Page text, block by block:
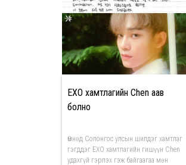
EXO хамтлагийн Chen аав
болно
Өмнөд Солонгос улсын шилдэг хамтлаг
гэгддэг EXO хамтлагийн гишүүн Chen
удахгүй гэрлэх гэж байгаагаа мөн